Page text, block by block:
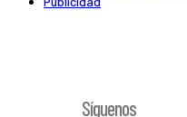
Síguenos